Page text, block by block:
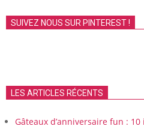
SUIVEZ NOUS SUR PINTEREST !
LES ARTICLES RÉCENTS
Gâteaux d’anniversaire fun :